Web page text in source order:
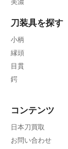
刀装具を探す
小柄
縁頭
目貫
鍔
コンテンツ
日本刀買取
お問い合わせ